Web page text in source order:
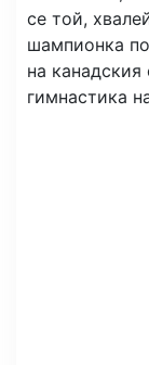
се той,
шампионка
на
гимнастика